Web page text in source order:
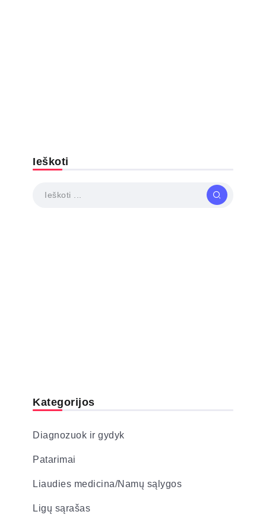
Ieškoti
Kategorijos
Diagnozuok ir gydyk
Patarimai
Liaudies medicina/Namų sąlygos
Ligų sąrašas